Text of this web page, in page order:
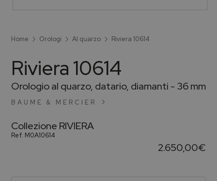
Home Orologi Al quarzo Riviera 10614
BAUME & MERCIER
Riviera 10614
Orologio al quarzo, datario, diamanti - 36 mm
Collezione RIVIERA
Ref. M0A10614
2.650,00€